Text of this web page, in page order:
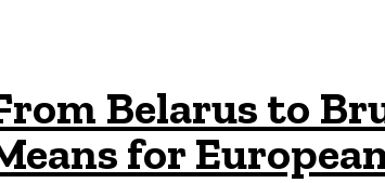
Belarus to
for